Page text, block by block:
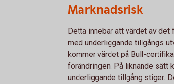
Marknadsrisk
Detta innebär att värdet av det
med underliggande tillgångs
kommer värdet på Bull-
förändringen. På liknande sätt
underliggande tillgång stiger.